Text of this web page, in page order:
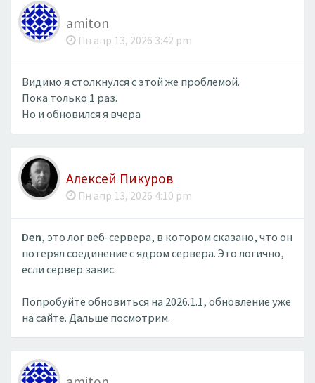
amiton
Пн апр 13, 2026 3:42 pm
Видимо я столкнулся с этой же проблемой.
Пока только 1 раз.
Но и обновился я вчера
Алексей Пикуров
Пн апр 13, 2026 4:10 pm
Den, это лог веб-сервера, в котором сказано, что он
потерял соединение с ядром сервера. Это логично,
если сервер завис.
Попробуйте обновиться на 2026.1.1, обновление уже
на сайте. Дальше посмотрим.